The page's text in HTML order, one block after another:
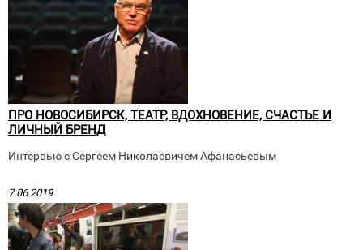
ПРО НОВОСИБИРСК, ТЕАТР, ВДОХНОВЕНИЕ, СЧАСТЬЕ И
ЛИЧНЫЙ БРЕНД
Интервью с Сергеем Николаевичем Афанасьевым
7.06.2019